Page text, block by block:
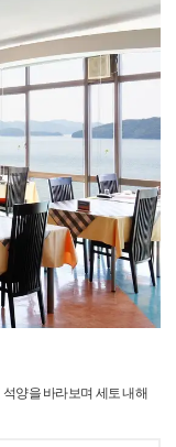
양을 바라보며 세토 내해